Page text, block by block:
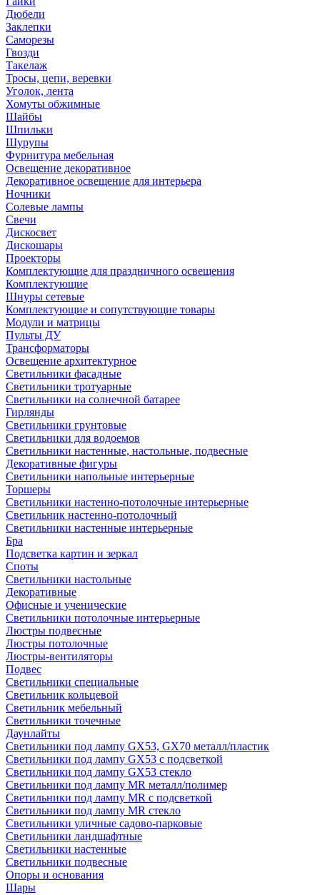
Дюбели
Заклепки
Саморезы
Гвозди
Такелаж
Тросы, цепи, веревки
Уголок, лента
Хомуты обжимные
Шайбы
Шпильки
Шурупы
Фурнитура мебельная
Освещение декоративное
Декоративное освещение для интерьера
Ночники
Солевые лампы
Свечи
Дискосвет
Дискошары
Проекторы
Комплектующие для праздничного освещения
Комплектующие
Шнуры сетевые
Комплектующие и сопутствующие товары
Модули и матрицы
Пульты ДУ
Трансформаторы
Освещение архитектурное
Светильники фасадные
Светильники тротуарные
Светильники на солнечной батарее
Гирлянды
Светильники грунтовые
Светильники для водоемов
Светильники настенные, настольные, подвесные
Декоративные фигуры
Светильники напольные интерьерные
Торшеры
Светильники настенно-потолочные интерьерные
Светильник настенно-потолочный
Светильники настенные интерьерные
Бра
Подсветка картин и зеркал
Споты
Светильники настольные
Декоративные
Офисные и ученические
Светильники потолочные интерьерные
Люстры подвесные
Люстры потолочные
Люстры-вентиляторы
Подвес
Светильники специальные
Светильник кольцевой
Светильник мебельный
Светильники точечные
Даунлайты
Светильники под лампу GX53, GX70 металл/пластик
Светильники под лампу GX53 с подсветкой
Светильники под лампу GX53 стекло
Светильники под лампу MR металл/полимер
Светильники под лампу MR с подсветкой
Светильники под лампу MR стекло
Светильники уличные садово-парковые
Светильники ландшафтные
Светильники настенные
Светильники подвесные
Опоры и основания
Шары